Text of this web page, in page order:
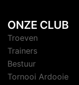
ONZE CLUB
Troeven
Trainers
Bestuur
Tornooi Ardooie